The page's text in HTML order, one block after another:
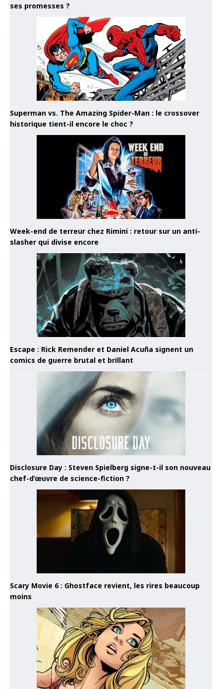
ses promesses ?
Superman vs. The Amazing Spider-Man : le crossover
historique tient-il encore le choc ?
Week-end de terreur chez Rimini : retour sur un anti-
slasher qui divise encore
Escape : Rick Remender et Daniel Acuña signent un
comics de guerre brutal et brillant
Disclosure Day : Steven Spielberg signe-t-il son nouveau
chef-d’œuvre de science-fiction ?
Scary Movie 6 : Ghostface revient, les rires beaucoup
moins